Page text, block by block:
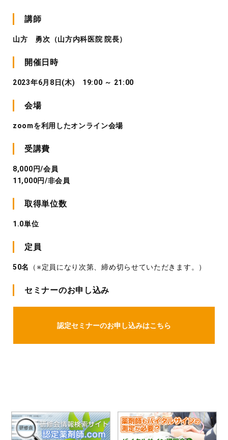
講師
山方 勇次（山方内科医院 院長）
開催日時
2023年6月8日(木) 19:00 ～ 21:00
会場
zoomを利用したオンライン会場
受講費
8,000円/会員
11,000円/非会員
取得単位数
1.0単位
定員
50名 （※定員になり次第、締め切らせていただきます。）
セミナーのお申し込み
認定セミナーのお申し込みはこちら